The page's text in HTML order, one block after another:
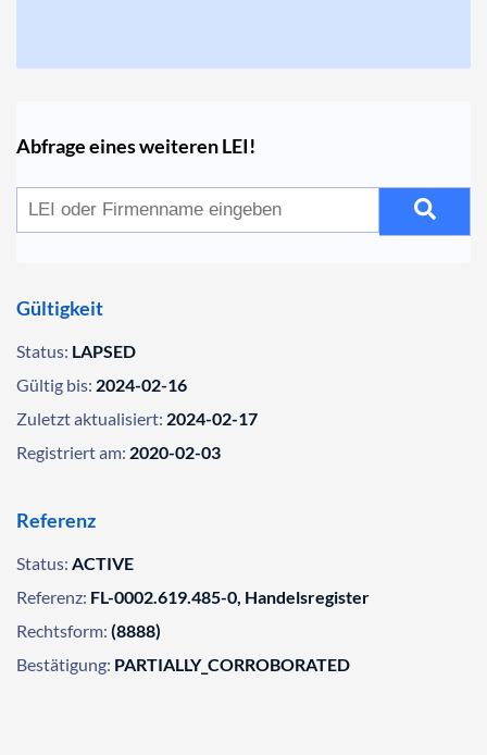
Abfrage eines weiteren LEI!
Gültigkeit
Status: LAPSED
Gültig bis: 2024-02-16
Zuletzt aktualisiert: 2024-02-17
Registriert am: 2020-02-03
Referenz
Status: ACTIVE
Referenz: FL-0002.619.485-0, Handelsregister
Rechtsform: (8888)
Bestätigung: PARTIALLY_CORROBORATED